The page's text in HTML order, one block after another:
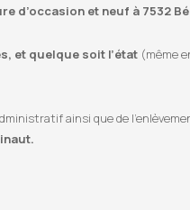
d’occasion et neuf à 7532
et quelque soit l’état (même
ainsi que de